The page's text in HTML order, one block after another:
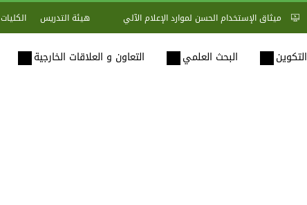
ميثاق الإستخدام الحسن لموارد الإعلام الآلي هيئة التدريس الكليات
التكوين البحث العلمي التعاون و العلاقات الخارجية